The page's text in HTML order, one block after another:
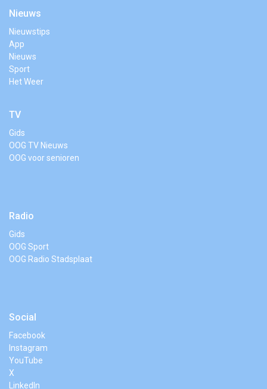
Nieuws
Nieuwstips
App
Nieuws
Sport
Het Weer
TV
Gids
OOG TV Nieuws
OOG voor senioren
Radio
Gids
OOG Sport
OOG Radio Stadsplaat
Social
Facebook
Instagram
YouTube
X
LinkedIn